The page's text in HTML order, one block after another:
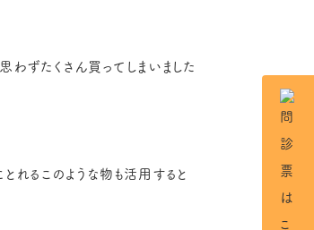
わずたくさん買ってしまいました
れるこのような物も活用すると